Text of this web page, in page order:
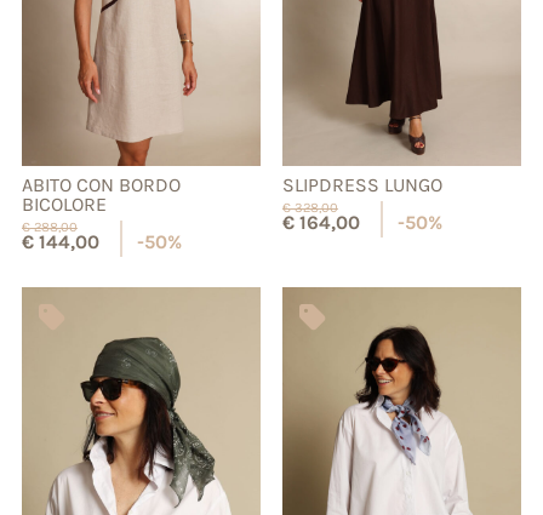
ABITO CON BORDO
BICOLORE
€288,00
€144,00 -50%
SLIPDRESS LUNGO
€328,00
€164,00 -50%